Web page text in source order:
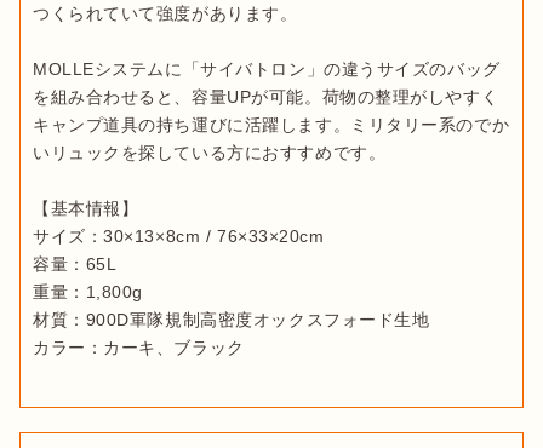
つくられていて強度があります。
MOLLEシステムに「サイバトロン」の違うサイズのバッグ
を組み合わせると、容量UPが可能。荷物の整理がしやすく
キャンプ道具の持ち運びに活躍します。ミリタリー系のでか
いリュックを探している方におすすめです。
【基本情報】
サイズ：30×13×8cm / 76×33×20cm
容量：65L
重量：1,800g
材質：900D軍隊規制高密度オックスフォード生地
カラー：カーキ、ブラック